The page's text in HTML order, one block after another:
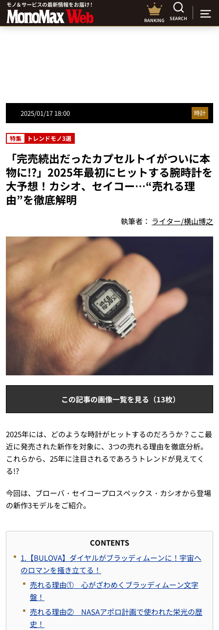
RANKING SEARCH
2025/01/17 18:00 時計
特集 トレンドモノ3選
「完売続出だったカプセルトイがついに本
物に!?」2025年最初にヒットする腕時計を
大予想！カシオ、セイコー…“売れる理
由”を徹底解明
執筆者： ライター/横山博之
この記事の画像一覧を見る（13枚）
2025年には、どのような時計がヒットするのだろうか？ここ最
近に発売された新作を対象に、3つの売れる理由を徹底分析。
これらから、25年に注目されるであろうトレンドが見えてく
る!?
今回は、ブローバ・セイコープロスペックス・カシオから登場
の新作3モデルをご紹介。
CONTENTS
1.【BULOVA】ダイヤルがブラッディムーンに！宇宙へ
のロマンを掻き立てる！
売れる理由① 心がざわめくブラッディムーン文字
盤！
売れる理由② NASAアポロ計画で使われた栄光の歴
史！